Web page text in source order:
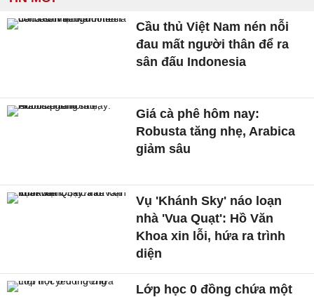
Cầu thủ Việt Nam nén nỗi
đau mất người thân để ra
sân đấu Indonesia
Giá cà phê hôm nay:
Robusta tăng nhẹ, Arabica
giảm sâu
Vụ 'Khánh Sky' náo loạn
nhà 'Vua Quạt': Hồ Văn
Khoa xin lỗi, hứa ra trình
diện
Lớp học 0 đồng chứa một